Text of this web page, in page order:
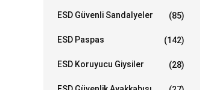
ESD Güvenli Sandalyeler (85)
ESD Paspas (142)
ESD Koruyucu Giysiler (28)